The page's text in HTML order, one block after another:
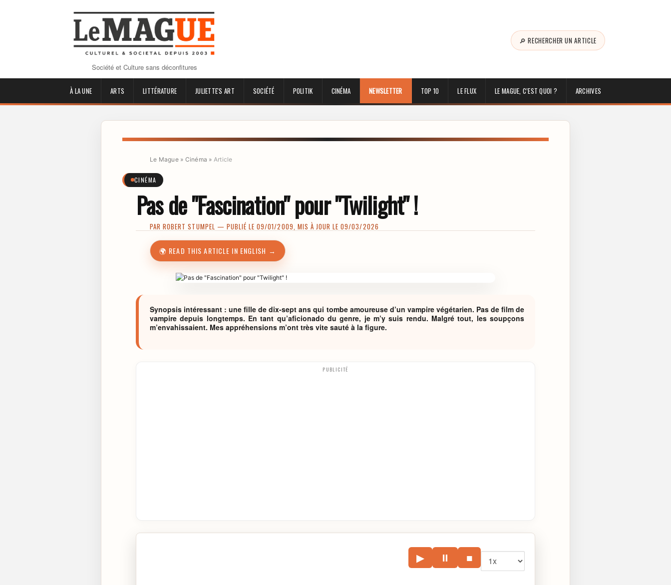
Société et Culture sans déconfitures
🔎 RECHERCHER UN ARTICLE
À LA UNE ARTS LITTÉRATURE JULIETTE'S ART SOCIÉTÉ POLITIK CINÉMA NEWSLETTER TOP 10 LE FLUX LE MAGUE, C’EST QUOI ? ARCHIVES
Le Mague» Cinéma » Article
CINÉMA
Pas de "Fascination" pour "Twilight" !
PARROBERT STUMPEL — PUBLIÉ LE 09/01/2009, MIS À JOUR LE 09/03/2026
🌍 READ THIS ARTICLE IN ENGLISH →
Synopsis intéressant : une fille de dix-sept ans qui tombe amoureuse d’un vampire végétarien. Pas de film de
vampire depuis longtemps. En tant qu’aficionado du genre, je m’y suis rendu. Malgré tout, les soupçons
m’envahissaient. Mes appréhensions m’ont très vite sauté à la figure.
PUBLICITÉ
▶ ⏸ ■